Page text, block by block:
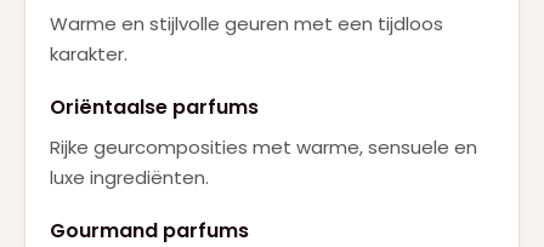
Warme en stijlvolle geuren met een tijdloos
karakter.
Oriëntaalse parfums
Rijke geurcomposities met warme, sensuele en
luxe ingrediënten.
Gourmand parfums